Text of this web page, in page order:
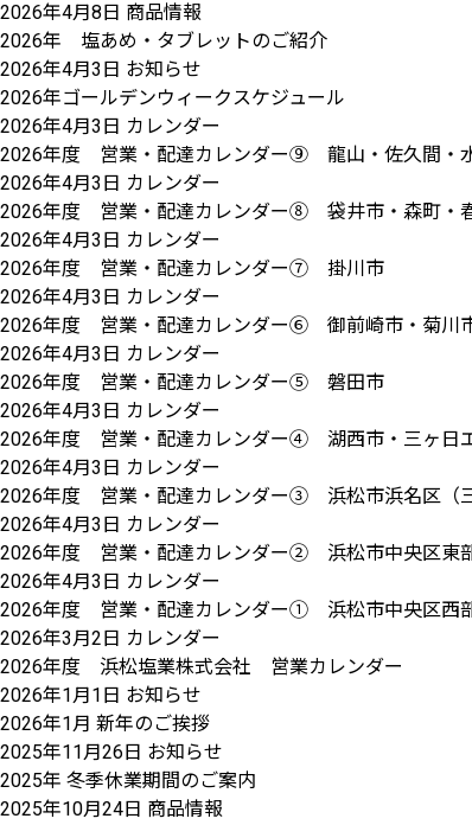
2026年4月8日 商品情報
2026年 塩あめ・タブレットのご紹介
2026年4月3日 お知らせ
2026年ゴールデンウィークスケジュール
2026年4月3日 カレンダー
2026年度 営業・配達カレンダー⑨ 龍山・佐久間・
2026年4月3日 カレンダー
2026年度 営業・配達カレンダー⑧ 袋井市・森町・
2026年4月3日 カレンダー
2026年度 営業・配達カレンダー⑦ 掛川市
2026年4月3日 カレンダー
2026年度 営業・配達カレンダー⑥ 御前崎市・菊川
2026年4月3日 カレンダー
2026年度 営業・配達カレンダー⑤ 磐田市
2026年4月3日 カレンダー
2026年度 営業・配達カレンダー④ 湖西市・三ヶ日
2026年4月3日 カレンダー
2026年度 営業・配達カレンダー③ 浜松市浜名区（
2026年4月3日 カレンダー
2026年度 営業・配達カレンダー② 浜松市中央区東
2026年4月3日 カレンダー
2026年度 営業・配達カレンダー① 浜松市中央区西
2026年3月2日 カレンダー
2026年度 浜松塩業株式会社 営業カレンダー
2026年1月1日 お知らせ
2026年1月 新年のご挨拶
2025年11月26日 お知らせ
2025年 冬季休業期間のご案内
2025年10月24日 商品情報